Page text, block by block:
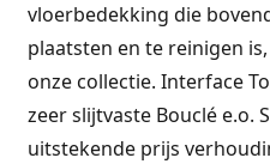
vloerbedekking die
plaatsten en te reinigen
onze collectie. Interface
zeer slijtvaste Bouclé e.o.
uitstekende prijs